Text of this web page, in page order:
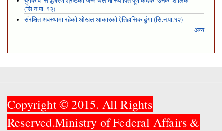
(सि.न.पा. १२)
संरक्षित अवस्थामा रहेको ओखल आकारको ऐतिहासिक ढुंगा (सि.न.पा.१२)
अन्य
Copyright © 2015. All Rights
Reserved.Ministry of Federal Affairs &